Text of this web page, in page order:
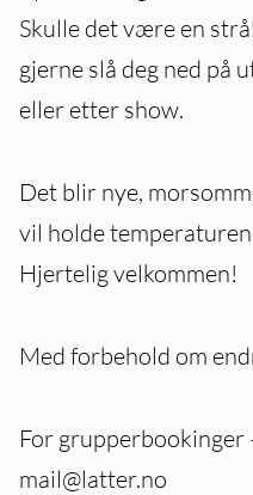
Skulle det være en
gjerne slå deg ned på
eller etter show.
Det blir nye,
vil holde
Hjertelig velkommen!
Med forbehold om
For grupperbookinger
mail@latter.no